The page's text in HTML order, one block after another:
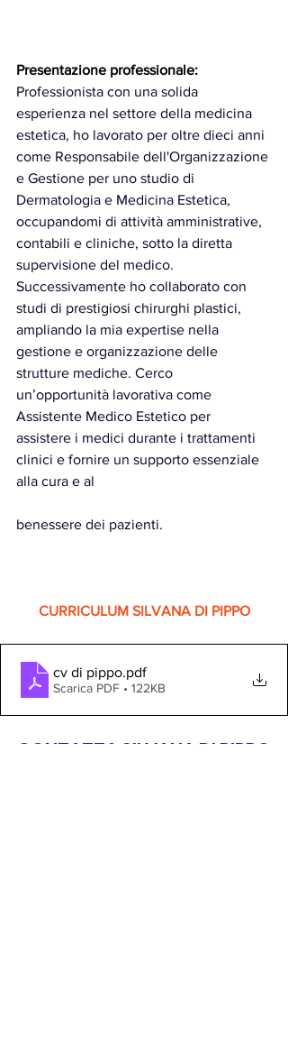
Presentazione professionale:
Professionista con una solida
esperienza nel settore della medicina
estetica, ho lavorato per oltre dieci anni
come Responsabile dell'Organizzazione
e Gestione per uno studio di
Dermatologia e Medicina Estetica,
occupandomi di attività amministrative,
contabili e cliniche, sotto la diretta
supervisione del medico.
Successivamente ho collaborato con
studi di prestigiosi chirurghi plastici,
ampliando la mia expertise nella
gestione e organizzazione delle
strutture mediche. Cerco
un’opportunità lavorativa come
Assistente Medico Estetico per
assistere i medici durante i trattamenti
clinici e fornire un supporto essenziale
alla cura e al
benessere dei pazienti.
CURRICULUM SILVANA DI PIPPO
cv di pippo.pdf
Scarica PDF • 122KB
CONTATTA SILVANA DI PIPPO